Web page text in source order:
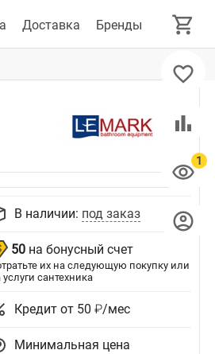
Доставка Бренды
В наличии: под заказ
50 на бонусный счет
их на следующую покупку или
услуги сантехника
Кредит от 50 ₽/мес
Минимальная цена